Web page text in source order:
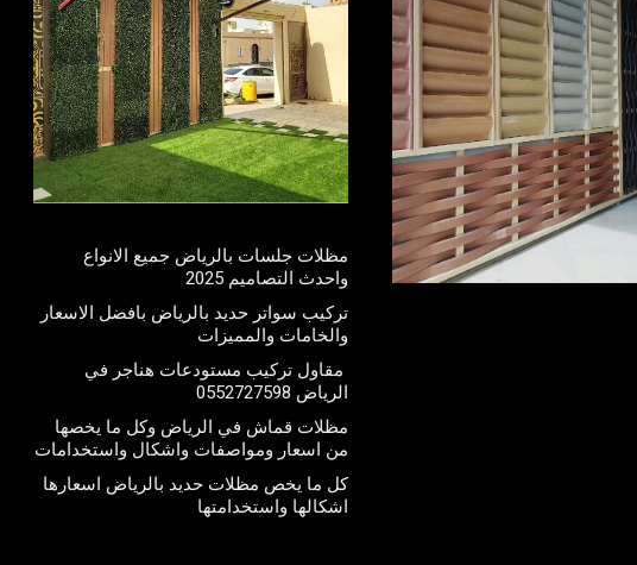
مظلات جلسات بالرياض جميع الانواع
واحدث التصاميم 2025
تركيب سواتر حديد بالرياض بافضل الاسعار
والخامات والمميزات
مقاول تركيب مستودعات هناجر في
الرياض 0552727598
مظلات قماش في الرياض وكل ما يخصها
من اسعار ومواصفات واشكال واستخدامات
كل ما يخص مظلات حديد بالرياض اسعارها
اشكالها واستخدامتها